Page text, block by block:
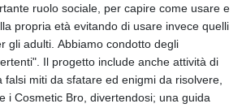
ruolo sociale, per capire come usare e
propria età evitando di usare invece quelli
gli adulti. Abbiamo condotto degli
Il progetto include anche attività di
miti da sfatare ed enigmi da risolvere,
i Cosmetic Bro, divertendosi; una guida